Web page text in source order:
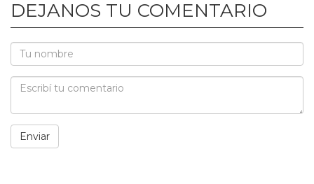
DEJANOS TU COMENTARIO